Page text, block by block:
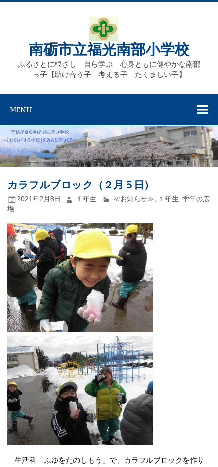
Skip
南砺市立福光南部小学校
ふるさとに根ざし 自ら学ぶ 心身ともに健やかな南部
っ子【助け合う子 考える子 たくましい子】
MENU
カラフルブロック（２月５日）
2021年2月8日 １年生 ≪お知らせ≫, １年生, 学年の広
場
生活科「ふゆをたのしもう」で、カラフルブロックを作り